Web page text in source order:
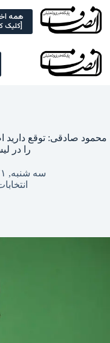
Skip
content
همه
[کلیک
محمود صادقی: توقع دارید
را در
سه شنبه, ۲۱ آذر ۱۴۰۲ – ۰۹:۱۳